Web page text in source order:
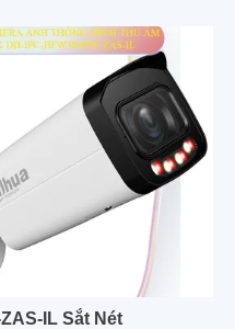
IL Sắt Nét